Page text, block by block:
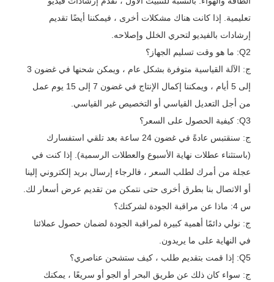
تعليمية. إذا كانت هناك مشكلات أخرى ، فيمكننا أيضًا تقديم
إرشادات بالفيديو لتحري الخلل وإصلاحه.
Q2: ما هو وقت تسليم الجهاز؟
ج: الآلة القياسية متوفرة بشكل عام ، ويمكن شحنها في غضون 3
إلى 5 أيام ، ويمكننا إكمال الإنتاج في غضون 7 إلى 15 يوم عمل
من أجل التعديل القياسي أو التخصيص غير القياسي.
Q3: كيفية الحصول على السعر؟
ج: سنقتبس عادةً في غضون 24 ساعة بعد تلقي استفسارك
(باستثناء عطلات نهاية الأسبوع والعطلات الرسمية). إذا كنت في
عجلة من أمرك لطلب السعر ، فالرجاء إرسال بريد إلكتروني إلينا
أو الاتصال بنا بطرق أخرى حتى نتمكن من تقديم عرض أسعار لك.
س 4: ماذا عن مراقبة الجودة لشركتك؟
ج: نولي دائمًا أهمية كبيرة لمراقبة الجودة لضمان حصول عملائنا
في النهاية على ما يريدون.
Q5: إذا قمت بتقديم طلب ، كيف ستشحن عناصري؟
ج: سواء كان ذلك عن طريق البحر أو الجو أو سريعًا ، يمكنك